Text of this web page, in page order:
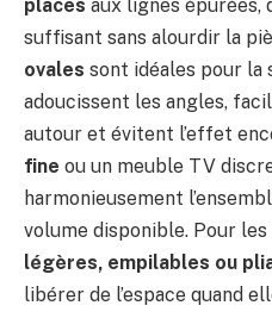
places aux lignes
suffisant sans alourdir la
ovales sont idéales pour la
adoucissent les angles,
autour et évitent l’effet
fine ou un meuble TV
harmonieusement
volume disponible. Pour les
légères, empilables ou
libérer de l’espace quand